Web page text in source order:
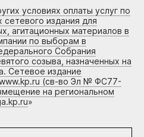
условиях оплаты услуг по
издания для
агитационных материалов в
по выборам в
Собрания
созыва, назначенных на
Сетевое издание
(св-во Эл № ФС77-
на региональном
»